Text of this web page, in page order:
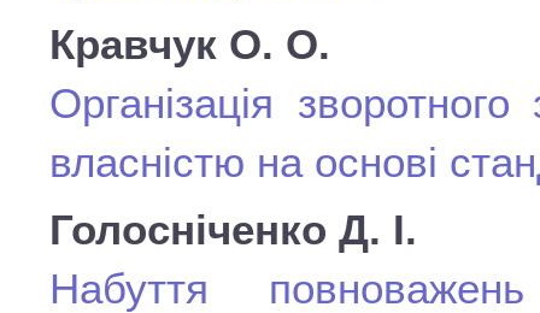
Кравчук О. О.
Організація
власністю на основі
Голосніченко Д. І.
Набуття